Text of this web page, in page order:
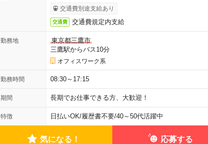
交通費別途支給あり
交通費 交通費規定内支給
勤務地
東京都三鷹市
三鷹駅からバス10分
オフィスワーク系
勤務時間 08:30～17:15
期間 長期でお仕事できる方、大歓迎！
特徴 日払いOK/履歴書不要/40～50代活躍中
気になる！ 応募する